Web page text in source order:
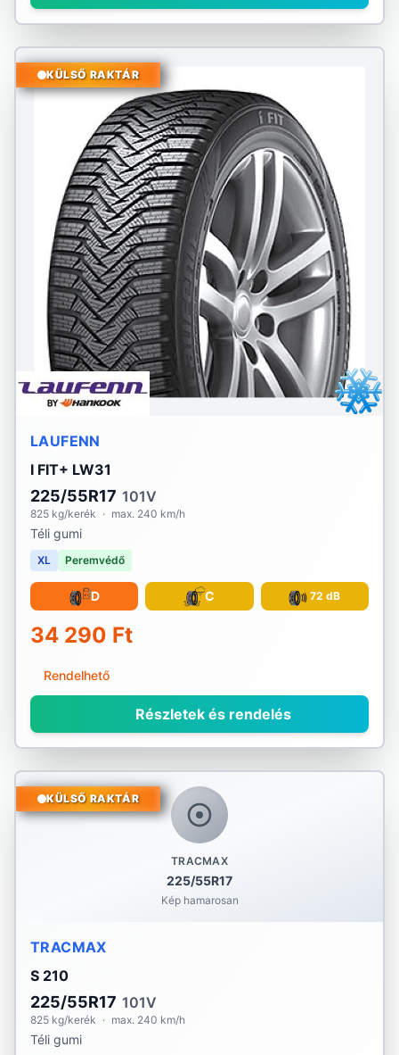
KÜLSŐ RAKTÁR
LAUFENN
I FIT+ LW31
225/55R17 101V
825 kg/kerék · max. 240 km/h
Téli gumi
XL Peremvédő
D C 72 dB
34 290 Ft
Rendelhető
Részletek és rendelés
TRACMAX
225/55R17
Kép hamarosan
KÜLSŐ RAKTÁR
TRACMAX
S 210
225/55R17 101V
825 kg/kerék · max. 240 km/h
Téli gumi